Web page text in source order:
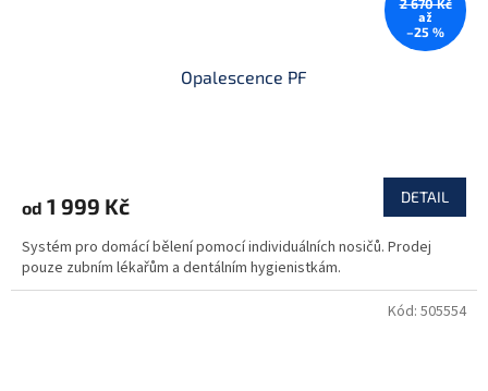
až
–25 %
Opalescence PF
od 1 999 Kč DETAIL
Systém pro domácí bělení pomocí individuálních nosičů. Prodej
pouze zubním lékařům a dentálním hygienistkám.
Kód: 505554